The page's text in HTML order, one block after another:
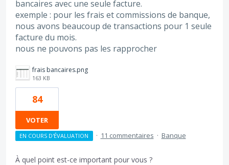
bancaires avec une seule facture.
exemple : pour les frais et commissions de banque,
nous avons beaucoup de transactions pour 1 seule
facture du mois.
nous ne pouvons pas les rapprocher
frais bancaires.png
163 KB
84
VOTER
EN COURS D'ÉVALUATION · 11 commentaires · Banque
À quel point est-ce important pour vous ?